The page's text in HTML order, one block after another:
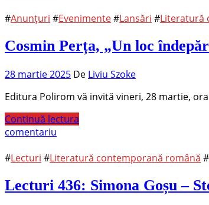
#Anunțuri #Evenimente#Lansări #Literatură
Cosmin Perța, „Un loc
28 martie 2025 De Liviu Szoke
Editura Polirom vă invită vineri, 28 martie,
Continuă lectura
comentariu
#Lecturi #Literatură contemporană română #
Lecturi 436: Simona Goșu –